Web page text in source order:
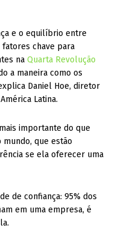
e o equilíbrio entre
fatores chave para
naQuarta Revolução
a maneira como os
Daniel Hoe, diretor
Latina.
importante do que
que estão
se ela oferecer uma
de confiança: 95% dos
em uma empresa, é